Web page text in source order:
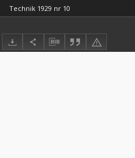
Technik 1929 nr 10